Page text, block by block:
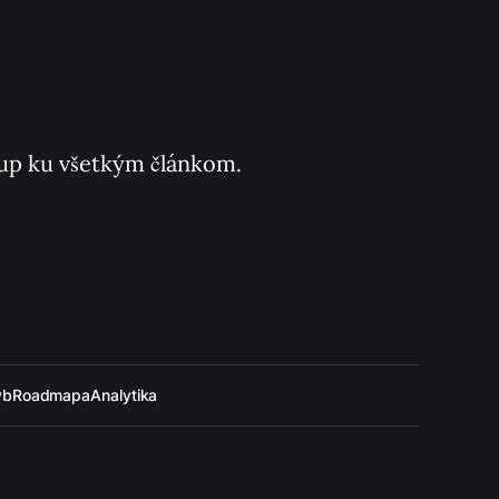
ku všetkým článkom.
RoadmapaAnalytika